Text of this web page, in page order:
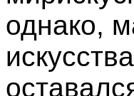
однако,